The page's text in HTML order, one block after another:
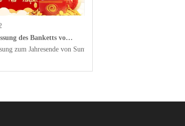
zum Jahresende von Suntech Equipment und